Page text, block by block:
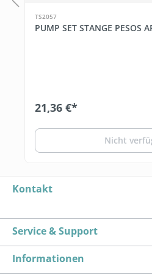
TS2057
PUMP SET STANGE PESOS
21,36 €*
Nicht
Kontakt
Service & Support
Informationen